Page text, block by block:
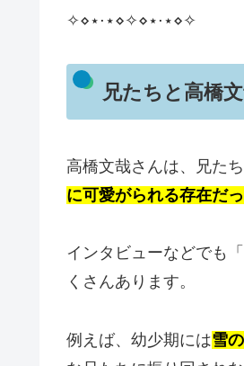
✧⋄⋆⋅⋆⋄✧⋄⋆⋅⋆⋄✧
兄たちと高橋
高橋文哉さんは、兄た
に可愛がられる存在だ
インタビューなどでも
くさんあります。
例えば、幼少期には雪